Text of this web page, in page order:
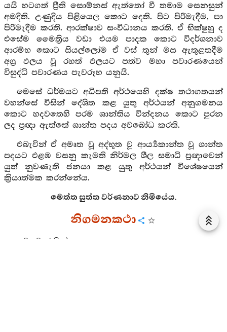
යයි හටගත් ප්‍රීති සොම්නස් ඇත්තෝ වී තමාම සෙනසුන්
අමදිති. උණුදිය පිළියෙල කොට දෙති. පිට පිරිමැදීම, පා
පිරිමැදීම කරති. ආරක්ෂාව සංවිධානය කරති. ඒ භික්ෂුහු ද
එසේම මෛත්‍රිය වඩා එයම පාදක කොට විදර්ශනාව
ආරම්භ කොට සියල්ලෝම ඒ වස් තුන් මස ඇතුළතදීම
අග්‍ර ඵලය වූ රහත් ඵලයට පත්ව මහා පවාරණයෙන්
විසුද්ධි පවාරණය පැවරූහ යනුයි.
මෙසේ ධර්මයට අධිපති අර්ථයෙහි දක්ෂ තථාගතයන්
වහන්සේ විසින් දේශිත කළ යුතු අර්ථයන් අනුගමනය
කොට හදවතෙහි පරම ශාන්තිය වින්දනය කොට පුරන
ලද ප්‍රඥා ඇත්තේ ශාන්ත පදය අවබෝධ කරති.
එබැවින් ඒ අමෘත වූ අද්භූත වූ ආර්‍ය්‍යකාන්ත වූ ශාන්ත
පදයට එළඹ වසනු කැමති නිර්මල ශීල සමාධි ප්‍රඥාවෙන්
යුත් නුවණැති ජනයා කළ යුතු අර්ථයන් විශේෂයෙන්
ක්‍රියාත්මක කරන්නේය.
මෙත්ත සුත්ත වර්ණනාව නිමියේය.
නිගමනකථා
මෙපමණකින් :